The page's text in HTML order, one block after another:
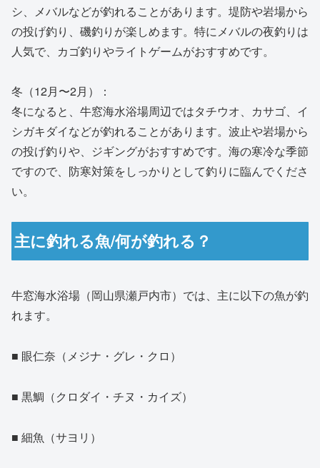
シ、メバルなどが釣れることがあります。堤防や岩場から
の投げ釣り、磯釣りが楽しめます。特にメバルの夜釣りは
人気で、カゴ釣りやライトゲームがおすすめです。
冬（12月〜2月）：
冬になると、牛窓海水浴場周辺ではタチウオ、カサゴ、イ
シガキダイなどが釣れることがあります。波止や岩場から
の投げ釣りや、ジギングがおすすめです。海の寒冷な季節
ですので、防寒対策をしっかりとして釣りに臨んでくださ
い。
主に釣れる魚/何が釣れる？
牛窓海水浴場（岡山県瀬戸内市）では、主に以下の魚が釣
れます。
■ 眼仁奈（メジナ・グレ・クロ）
■ 黒鯛（クロダイ・チヌ・カイズ）
■ 細魚（サヨリ）